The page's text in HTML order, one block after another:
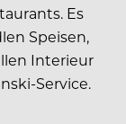
Es
Speisen,
Interieur
Service.